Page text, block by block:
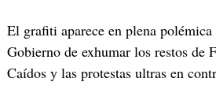
El grafiti aparece en plena
Gobierno de exhumar los restos de
Caídos y las protestas ultras en